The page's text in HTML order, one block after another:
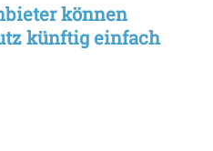
können
künftig einfach